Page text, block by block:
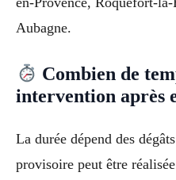
Aubagne.
Combien de
intervention après
La durée dépend des
provisoire peut être